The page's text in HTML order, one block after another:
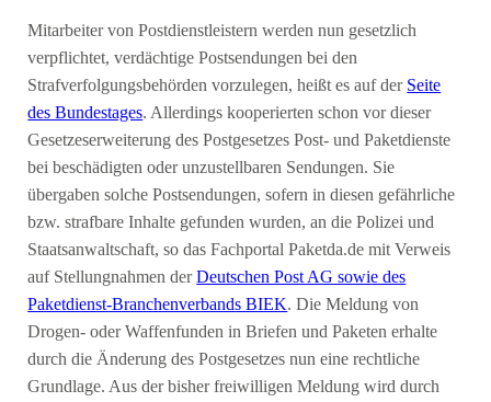
Mitarbeiter von Postdienstleistern werden nun gesetzlich
verpflichtet, verdächtige Postsendungen bei den
Strafverfolgungsbehörden vorzulegen, heißt es auf der Seite
des Bundestages. Allerdings kooperierten schon vor dieser
Gesetzeserweiterung des Postgesetzes Post- und Paketdienste
bei beschädigten oder unzustellbaren Sendungen. Sie
übergaben solche Postsendungen, sofern in diesen gefährliche
bzw. strafbare Inhalte gefunden wurden, an die Polizei und
Staatsanwaltschaft, so das Fachportal Paketda.de mit Verweis
auf Stellungnahmen derDeutschen Post AG sowie des
Paketdienst-Branchenverbands BIEK. Die Meldung von
Drogen- oder Waffenfunden in Briefen und Paketen erhalte
durch die Änderung des Postgesetzes nun eine rechtliche
Grundlage. Aus der bisher freiwilligen Meldung wird durch